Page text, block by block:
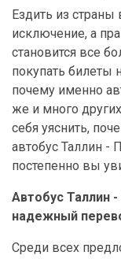
Ездить из страны
исключение, а
становится все
покупать билеты
почему именно
же и много
себя уяснить,
автобус Таллин -
постепенно вы
Автобус Таллин
надежный
Среди всех